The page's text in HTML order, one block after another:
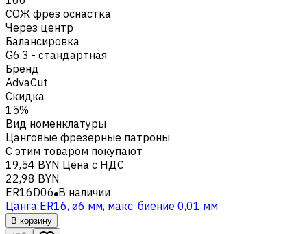
СОЖ фрез оснастка
Через центр
Балансировка
G6,3 - стандартная
Бренд
AdvaCut
Скидка
15%
Вид номенклатуры
Цанговые фрезерные патроны
С этим товаром покупают
19,54 BYN Цена с НДС
22,98 BYN
ER16D06 В наличии
Цанга ER16, ø6 мм, макс. биение 0,01 мм
В корзину